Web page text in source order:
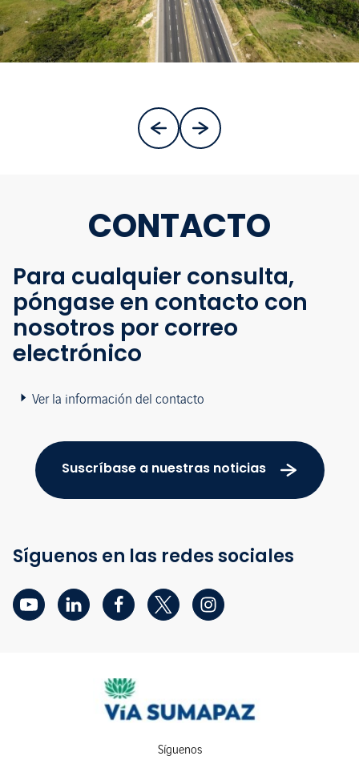
CONTACTO
Para cualquier consulta,
póngase en contacto con
nosotros por correo
electrónico
Ver la información del contacto
Suscríbase a nuestras noticias
Síguenos en las redes sociales
Síguenos